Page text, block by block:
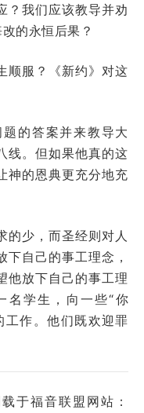
？我们应该教导并劝
的永恒后果？
顺服？《新约》对这
的答案并来教导大
线。但如果他真的这
神的恩典更充分地充
的少，而圣经则对人
自己的事工理念，
他放下自己的事工理
名学生，向一些“你
工作。他们既欢迎罪
于福音联盟网站：